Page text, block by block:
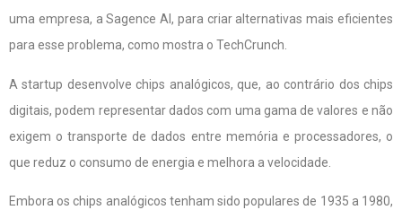
uma empresa, a Sagence AI, para criar alternativas mais eficientes
para esse problema, como mostra o TechCrunch.
A startup desenvolve chips analógicos, que, ao contrário dos chips
digitais, podem representar dados com uma gama de valores e não
exigem o transporte de dados entre memória e processadores, o
que reduz o consumo de energia e melhora a velocidade.
Embora os chips analógicos tenham sido populares de 1935 a 1980,